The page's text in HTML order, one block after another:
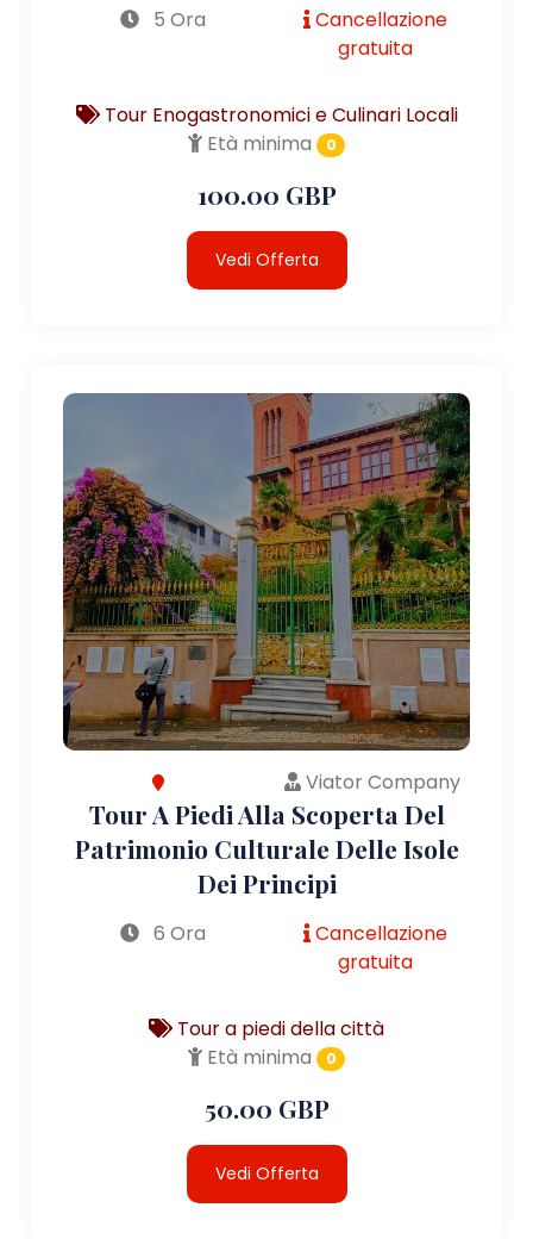
5 Ora
Cancellazione
gratuita
Tour Enogastronomici e Culinari Locali
Età minima
0
100.00 GBP
Vedi Offerta
Viator Company
Tour A Piedi Alla Scoperta Del
Patrimonio Culturale Delle Isole
Dei Principi
6 Ora
Cancellazione
gratuita
Tour a piedi della città
Età minima
0
50.00 GBP
Vedi Offerta